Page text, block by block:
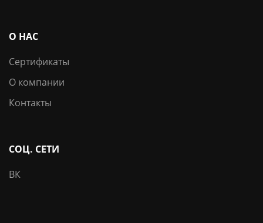
О НАС
Сертификаты
О компании
Контакты
СОЦ. СЕТИ
ВК